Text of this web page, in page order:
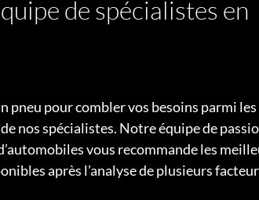
de spécialistes en
pneu pour combler vos besoins parmi les
nos spécialistes. Notre équipe de
vous recommande les
après l’analyse de plusieurs